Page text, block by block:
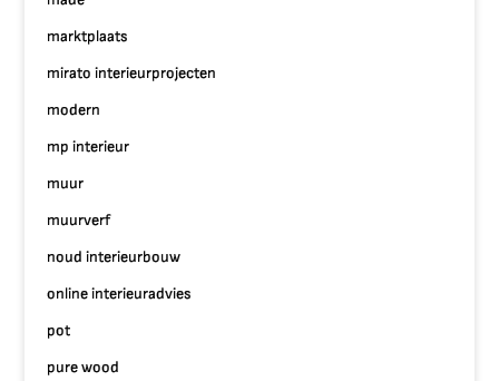
marktplaats
mirato interieurprojecten
modern
mp interieur
muur
muurverf
noud interieurbouw
online interieuradvies
pot
pure wood